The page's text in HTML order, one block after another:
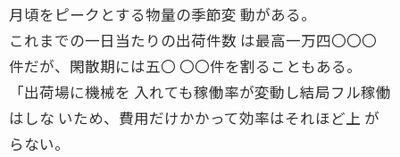
月頃をピークとする物量の季節変 動がある。
これまでの一日当たりの出荷件数 は最高一万四〇〇〇
件だが、閑散期には五〇 〇〇件を割ることもある。
「出荷場に機械を 入れても稼働率が変動し結局フル稼働
はしな いため、費用だけかかって効率はそれほど上 が
らない。